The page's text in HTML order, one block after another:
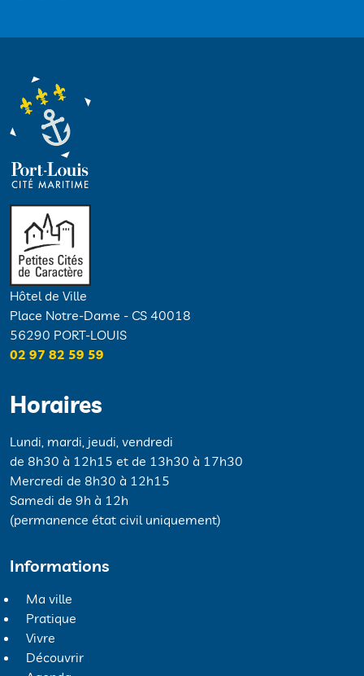
Hôtel de Ville
Place Notre-Dame - CS 40018
56290 PORT-LOUIS
02 97 82 59 59
Horaires
Lundi, mardi, jeudi, vendredi
de 8h30 à 12h15 et de 13h30 à 17h30
Mercredi de 8h30 à 12h15
Samedi de 9h à 12h
(permanence état civil uniquement)
Informations
Ma ville
Pratique
Vivre
Découvrir